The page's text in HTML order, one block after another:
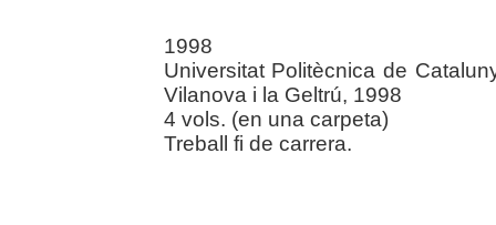
1998
Universitat Politècnica de
Vilanova i la Geltrú, 1998
4 vols. (en una carpeta)
Treball fi de carrera.